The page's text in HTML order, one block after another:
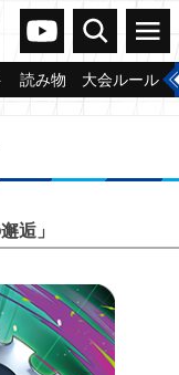
ヴァンガードch
検索 メニュー
読み物 大会ルール
逅」